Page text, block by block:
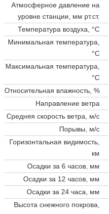
Атмосферное давление на
уровне станции, мм рт.ст.
Температура воздуха, °C
Минимальная температура,
°C
Максимальная температура,
°C
Относительная влажность, %
Направление ветра
Средняя скорость ветра, м/с
Порывы, м/с
Горизонтальная видимость,
км
Осадки за 6 часов, мм
Осадки за 12 часов, мм
Осадки за 24 часа, мм
Высота снежного покрова,